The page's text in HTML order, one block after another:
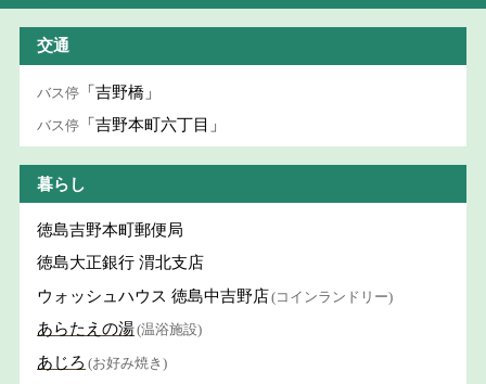
交通
バス停 「吉野橋」
バス停 「吉野本町六丁目」
暮らし
徳島吉野本町郵便局
徳島大正銀行 渭北支店
ウォッシュハウス 徳島中吉野店(コインランドリー)
あらたえの湯(温浴施設)
あじろ (お好み焼き)